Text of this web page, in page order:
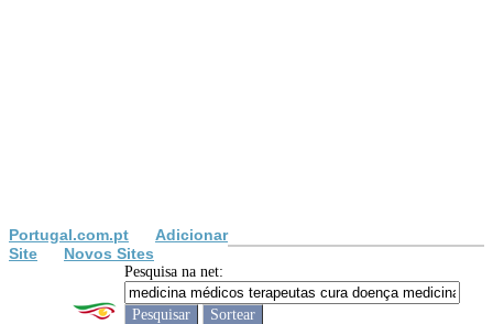
Portugal.com.pt
Adicionar
Site
Novos Sites
Pesquisa na net: